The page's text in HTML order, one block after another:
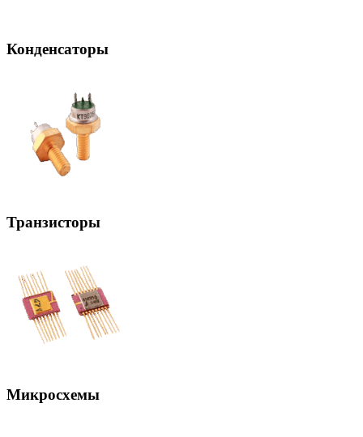
Конденсаторы
Транзисторы
Микросхемы